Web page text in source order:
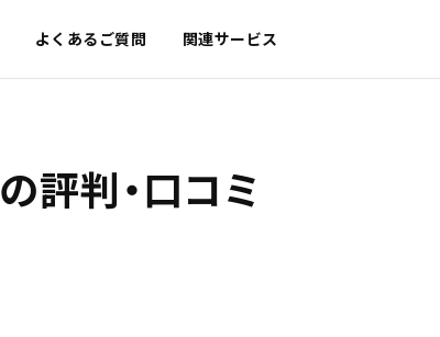
よくあるご質問 関連サービス
の評判・口コミ